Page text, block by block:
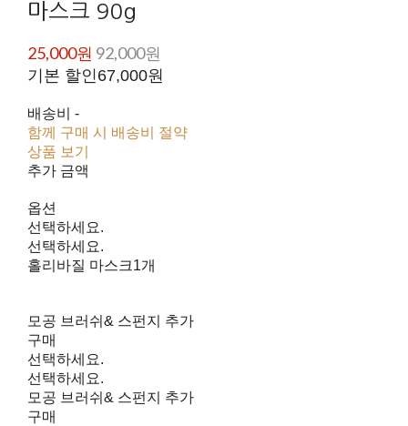
마스크 90g
25,000원 92,000원
기본 할인67,000원
배송비 -
함께 구매 시 배송비 절약
상품 보기
추가 금액
옵션
선택하세요.
선택하세요.
홀리바질 마스크1개
모공 브러쉬& 스펀지 추가
구매
선택하세요.
선택하세요.
모공 브러쉬& 스펀지 추가
구매